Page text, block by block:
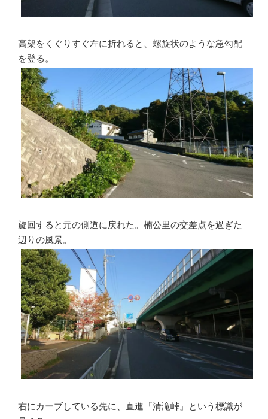
高架をくぐりすぐ左に折れると、螺旋状のような急勾配
を登る。
旋回すると元の側道に戻れた。楠公里の交差点を過ぎた
辺りの風景。
右にカーブしている先に、直進『清滝峠』という標識が